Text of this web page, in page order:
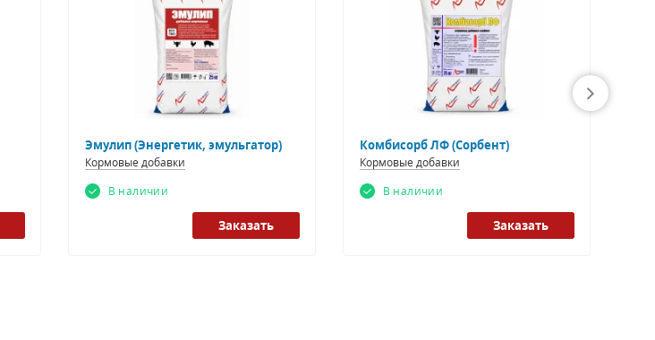
Эмулип (Энергетик, эмульгатор)
Кормовые добавки
В наличии
Заказать
Комбисорб ЛФ (Сорбент)
Кормовые добавки
В наличии
Заказать